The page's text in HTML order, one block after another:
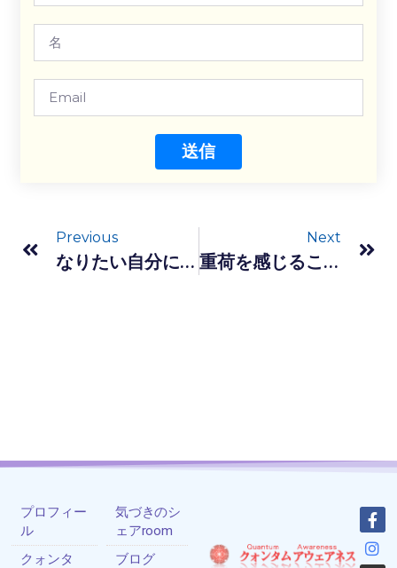
送信
Previous
なりたい自分になるためにインターネットの情報発信は不可欠
Next
重荷を感じることには原因がある
プロフィー
ル
クォンタ
気づきのシ
ェアroom
ブログ